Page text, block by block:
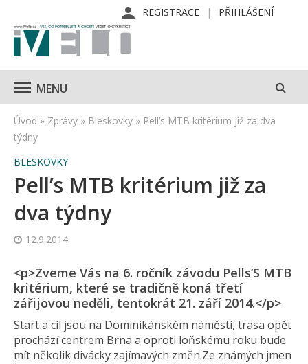
REGISTRACE PŘIHLÁŠENÍ
MENU
Úvod » Zprávy » Bleskovky » Pell’s MTB kritérium již za dva
týdny
BLESKOVKY
Pell’s MTB kritérium již za
dva týdny
12.9.2014
<p>Zveme Vás na 6. ročník závodu Pells’S MTB
kritérium, které se tradičně koná třetí
zářijovou neděli, tentokrát 21. září 2014.</p>
Start a cíl jsou na Dominikánském náměstí, trasa opět
prochází centrem Brna a oproti loňskému roku bude
mít několik divácky zajímavých změn.Ze známých jmen